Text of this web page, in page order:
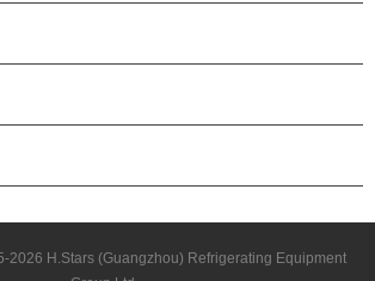
2026 H.Stars (Guangzhou) Refrigerating Equipment